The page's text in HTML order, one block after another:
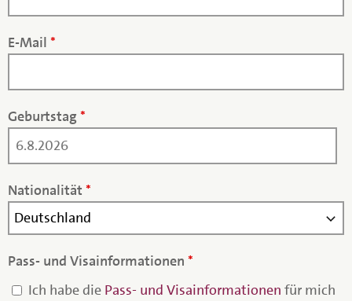
E-Mail *
Geburtstag *
Nationalität *
Pass- und Visainformationen *
Ich habe die Pass- und Visainformationen für mich